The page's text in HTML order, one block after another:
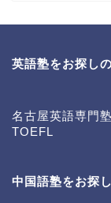
英語塾をお探し
名古屋英語専門
TOEFL
中国語塾をお探